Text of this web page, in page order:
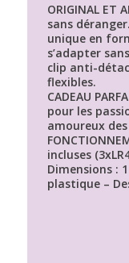
ORIGINAL ET
sans
unique en
s’adapter
clip anti-
flexibles.
CADEAU
pour les
amoureux
incluses
Dimensions :
plastique –